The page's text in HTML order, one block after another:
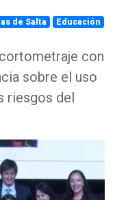
de Salta
Educación
con
sobre el uso
riesgos del